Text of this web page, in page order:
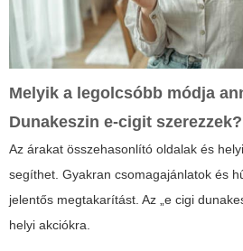
Melyik a legolcsóbb módja
Dunakeszin e-cigit szerezzek?
Az árakat összehasonlító oldalak és
segíthet. Gyakran csomagajánlatok és
jelentős megtakarítást. Az „e cigi
helyi akciókra.